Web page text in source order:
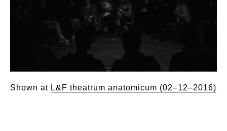
Shown at L&F theatrum anatomicum (02–12–2016)